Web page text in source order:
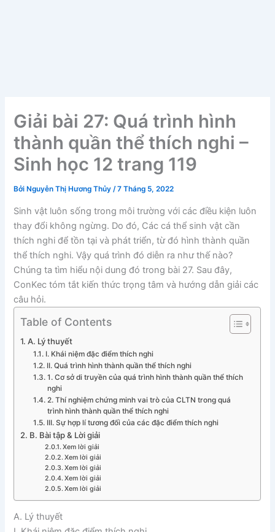
Giải bài 27: Quá trình hình
thành quần thể thích nghi –
Sinh học 12 trang 119
Bởi Nguyễn Thị Hương Thủy/7 Tháng 5, 2022
Sinh vật luôn sống trong môi trường với các điều kiện luôn
thay đổi không ngừng. Do đó, Các cá thể sinh vật cần
thích nghi để tồn tại và phát triển, từ đó hình thành quần
thể thích nghi. Vậy quá trình đó diễn ra như thế nào?
Chúng ta tìm hiểu nội dung đó trong bài 27. Sau đây,
ConKec tóm tắt kiến thức trọng tâm và hướng dẫn giải các
câu hỏi.
Table of Contents
A. Lý thuyết
I. Khái niệm đặc điểm thích nghi
II. Quá trình hình thành quần thể thích nghi
1. Cơ sở di truyền của quá trình hình thành quần thể thích
nghi
2. Thí nghiệm chứng minh vai trò của CLTN trong quá
trình hình thành quần thể thích nghi
III. Sự hợp lí tương đối của các đặc điểm thích nghi
B. Bài tập & Lời giải
Xem lời giải
Xem lời giải
Xem lời giải
Xem lời giải
Xem lời giải
A. Lý thuyết